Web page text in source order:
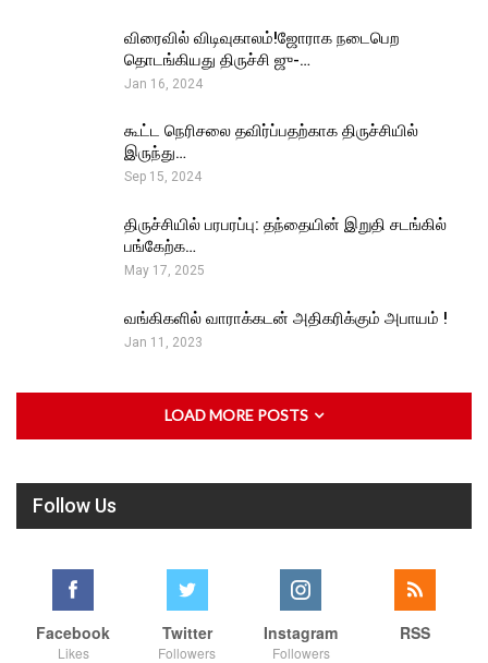
விரைவில் விடிவுகாலம்!ஜோராக நடைபெற
தொடங்கியது திருச்சி ஜு-…
Jan 16, 2024
கூட்ட நெரிசலை தவிர்ப்பதற்காக திருச்சியில்
இருந்து…
Sep 15, 2024
திருச்சியில் பரபரப்பு: தந்தையின் இறுதி சடங்கில்
பங்கேற்க…
May 17, 2025
வங்கிகளில் வாராக்கடன் அதிகரிக்கும் அபாயம் !
Jan 11, 2023
LOAD MORE POSTS
Follow Us
Facebook
Likes
Twitter
Followers
Instagram
Followers
RSS